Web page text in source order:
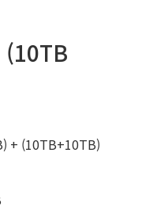
(10TB
+ (10TB+10TB)